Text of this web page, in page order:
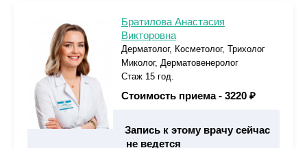
Братилова Анастасия
Викторовна
Дерматолог, Косметолог, Трихолог
Миколог, Дерматовенеролог
Стаж 15 год.
Стоимость приема - 3220 ₽
Запись к этому врачу сейчас
не ведется